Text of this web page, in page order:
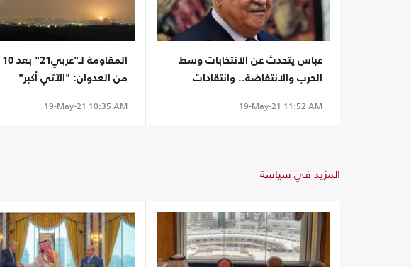
عباس يتحدث عن الانتخابات وسط
الحرب والانتفاضة.. وانتقادات
19-May-21 11:52 AM
من العدوان: "الآتي أكبر"
19-May-21 10:35 AM
المزيد في سياسة